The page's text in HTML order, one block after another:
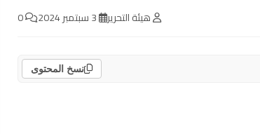
هيئة التحرير
نسخ المحتوى